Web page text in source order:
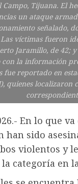
Tijuana. El
un ataque
señalado,
víctimas fueron
Jaramillo, de 42;
con la información
fue reportado en
quienes
En lo que
sido
violentos y
categoría en